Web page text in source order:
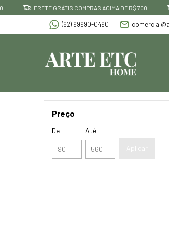
FRETE GRÁTIS COMPRAS ACIMA DE R$ 700
(62) 99990-0490
Preço
De Até
Aplicar